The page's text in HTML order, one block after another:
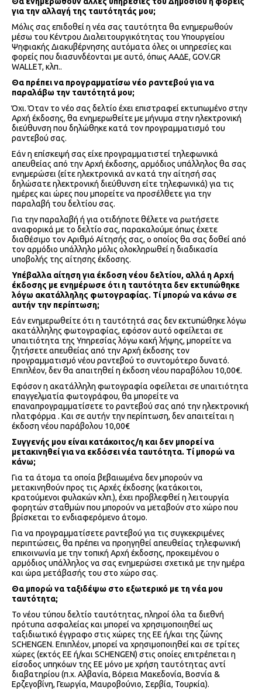
για την αλλαγή της ταυτότητάς μου;
Μόλις σας επιδοθεί η νέα σας ταυτότητα θα ενημερωθούν
μέσω του Κέντρου Διαλειτουργικότητας του Υπουργείου
Ψηφιακής Διακυβέρνησης αυτόματα όλες οι υπηρεσίες και
φορείς που διασυνδέονται με αυτό, όπως ΑΑΔΕ, GOV.GR
WALLET, κλπ..
Θα πρέπει να προγραμματίσω νέο ραντεβού για να
παραλάβω την ταυτότητά μου;
Όχι. Όταν το νέο σας δελτίο έχει επιστραφεί εκτυπωμένο στην
Αρχή έκδοσης, θα ενημερωθείτε με μήνυμα στην ηλεκτρονική
διεύθυνση που δηλώθηκε κατά τον προγραμματισμό του
ραντεβού σας.
Εάν η επίσκεψή σας είχε προγραμματιστεί τηλεφωνικά
απευθείας από την Αρχή έκδοσης, αρμόδιος υπάλληλος θα σας
ενημερώσει (είτε ηλεκτρονικά αν κατά την αίτησή σας
δηλώσατε ηλεκτρονική διεύθυνση είτε τηλεφωνικά) για τις
ημέρες και ώρες που μπορείτε να προσέλθετε για την
παραλαβή του δελτίου σας.
Για την παραλαβή ή για οτιδήποτε θέλετε να ρωτήσετε
αναφορικά με το δελτίο σας, παρακαλούμε όπως έχετε
διαθέσιμο τον Αριθμό Αίτησής σας, ο οποίος θα σας δοθεί από
τον αρμόδιο υπάλληλο μόλις ολοκληρωθεί η διαδικασία
υποβολής της αίτησης έκδοσης.
Υπέβαλλα αίτηση για έκδοση νέου δελτίου, αλλά η Αρχή
έκδοσης με ενημέρωσε ότι η ταυτότητα δεν εκτυπώθηκε
λόγω ακατάλληλης φωτογραφίας. Τί μπορώ να κάνω σε
αυτήν την περίπτωση;
Εάν ενημερωθείτε ότι η ταυτότητά σας δεν εκτυπώθηκε λόγω
ακατάλληλης φωτογραφίας, εφόσον αυτό οφείλεται σε
υπαιτιότητα της Υπηρεσίας λόγω κακή λήψης, μπορείτε να
ζητήσετε απευθείας από την Αρχή έκδοσης τον
προγραμματισμό νέου ραντεβού το συντομότερο δυνατό.
Επιπλέον, δεν θα απαιτηθεί η έκδοση νέου παραβόλου 10,00€.
Εφόσον η ακατάλληλη φωτογραφία οφείλεται σε υπαιτιότητα
επαγγελματία φωτογράφου, θα μπορείτε να
επαναπρογραμματίσετε το ραντεβού σας από την ηλεκτρονική
πλατφόρμα . Και σε αυτήν την περίπτωση, δεν απαιτείται η
έκδοση νέου παράβολου 10,00€
Συγγενής μου είναι κατάκοιτος/η και δεν μπορεί να
μετακινηθεί για να εκδόσει νέα ταυτότητα. Τί μπορώ να
κάνω;
Για τα άτομα τα οποία βεβαιωμένα δεν μπορούν να
μετακινηθούν προς τις Αρχές έκδοσης (κατάκοιτοι,
κρατούμενοι φυλακών κλπ.), έχει προβλεφθεί η λειτουργία
φορητών σταθμών που μπορούν να μεταβούν στο χώρο που
βρίσκεται το ενδιαφερόμενο άτομο.
Για να προγραμματίσετε ραντεβού για τις συγκεκριμένες
περιπτώσεις, θα πρέπει να προηγηθεί απευθείας τηλεφωνική
επικοινωνία με την τοπική Αρχή έκδοσης, προκειμένου ο
αρμόδιος υπάλληλος να σας ενημερώσει σχετικά με την ημέρα
και ώρα μετάβασής του στο χώρο σας.
Θα μπορώ να ταξιδέψω στο εξωτερικό με τη νέα μου
ταυτότητα;
Το νέου τύπου δελτίο ταυτότητας, πληροί όλα τα διεθνή
πρότυπα ασφαλείας και μπορεί να χρησιμοποιηθεί ως
ταξιδιωτικό έγγραφο στις χώρες της ΕΕ ή/και της ζώνης
SCHENGEN. Επιπλέον, μπορεί να χρησιμοποιηθεί και σε τρίτες
χώρες (εκτός ΕΕ ή/και SCHENGEN) στις οποίες επιτρέπεται η
είσοδος υπηκόων της ΕΕ μόνο με χρήση ταυτότητας αντί
διαβατηρίου (π.χ. Αλβανία, Βόρεια Μακεδονία, Βοσνία &
Ερζεγοβίνη, Γεωργία, Μαυροβούνιο, Σερβία, Τουρκία).